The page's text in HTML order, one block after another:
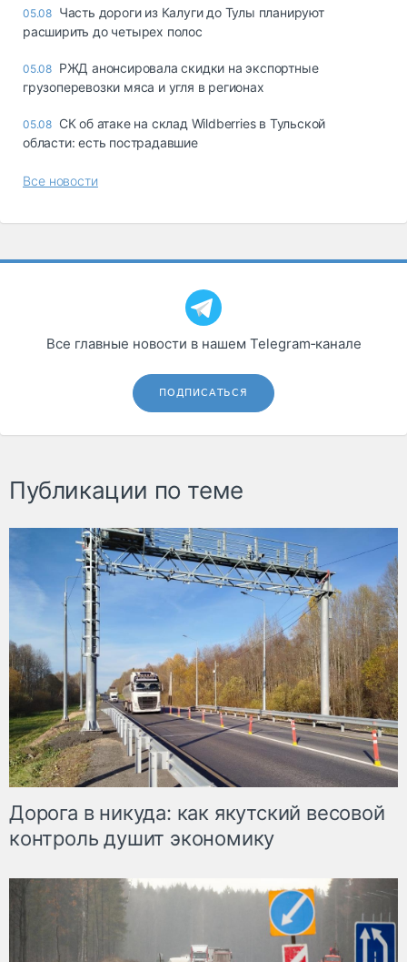
05.08 Часть дороги из Калуги до Тулы планируют
расширить до четырех полос
05.08 РЖД анонсировала скидки на экспортные
грузоперевозки мяса и угля в регионах
05.08 СК об атаке на склад Wildberries в Тульской
области: есть пострадавшие
Все новости
Все главные новости в нашем Telegram‑канале
ПОДПИСАТЬСЯ
Публикации по теме
Дорога в никуда: как якутский весовой
контроль душит экономику